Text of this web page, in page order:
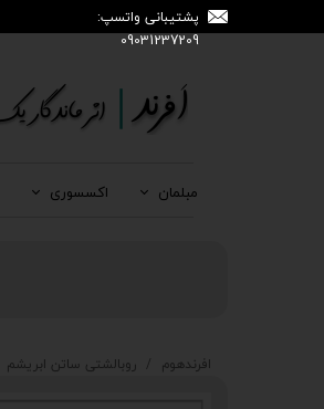
پشتیبانی واتسپ:
09031237209
مبلمان اکسسوری
افرندهوم روبالشتی ساتن ابریشم